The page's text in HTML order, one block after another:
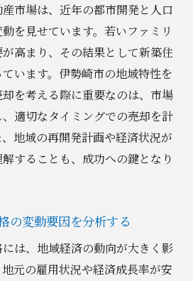
トレンドを把握する
客層のニーズを分析する
イミングを最適化する手法
じたマーケティング戦略の策
高めるための差別化戦略
促進活動の実施
境と利便性をアピールする
を引く魅力的なプロパティ紹
市場は、近年の都市開発と人口
を見せています。若いファミリ
高まり、その結果として新築住
います。伊勢崎市の地域特性を
を考える際に重要なのは、市場
適切なタイミングでの売却を計
地域の再開発計画や経済状況が
することも、成功への鍵となり
の変動要因を分析する
は、地域経済の動向が大きく影
元の雇用状況や経済成長率が安